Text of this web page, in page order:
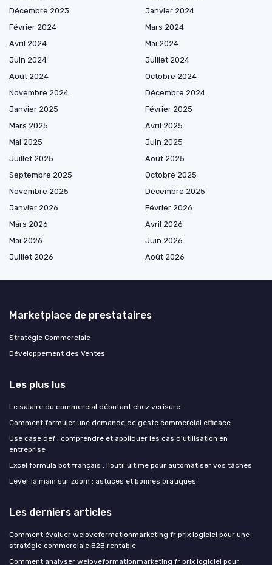
Décembre 2023
Janvier 2024
Février 2024
Mars 2024
Avril 2024
Mai 2024
Juin 2024
Juillet 2024
Août 2024
Octobre 2024
Novembre 2024
Décembre 2024
Janvier 2025
Février 2025
Mars 2025
Avril 2025
Mai 2025
Juin 2025
Juillet 2025
Août 2025
Septembre 2025
Octobre 2025
Novembre 2025
Décembre 2025
Janvier 2026
Février 2026
Mars 2026
Avril 2026
Mai 2026
Juin 2026
Juillet 2026
Août 2026
Marketplace de prestataires
Stratégie Commerciale
Développement des Ventes
Les plus lus
Le salaire du commercial débutant chez verisure
Comment formuler une demande de geste commercial efficace
Use case def : comprendre et appliquer les cas d'utilisation en
entreprise
Excel formula bot français : l'outil ultime pour automatiser vos tâches
Lever la main sur zoom : astuces et bonnes pratiques
Les derniers articles
Comment évaluer weloveformationmarketing fr prix logiciel pour une
stratégie commerciale B2B rentable
Comment analyser weloveformationmarketing fr prix logiciel pour